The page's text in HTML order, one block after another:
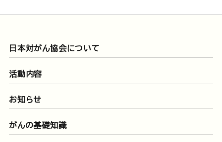
日本対がん協会について
活動内容
お知らせ
がんの基礎知識